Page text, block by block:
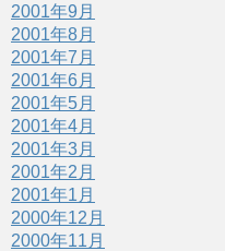
2001年9月
2001年8月
2001年7月
2001年6月
2001年5月
2001年4月
2001年3月
2001年2月
2001年1月
2000年12月
2000年11月